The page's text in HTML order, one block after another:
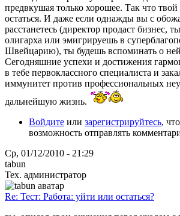
предвкушая только хорошее. Так что
остаться. И даже если однажды вы с
расстанетесь (директор продаст бизнес,
олигарха или эмигрируешь в
Швейцарию), ты будешь вспоминать о
Сегодняшние успехи и достижения
в тебе первоклассного специалиста и
иммунитет против профессиональных
дальнейшую жизнь.
Войдите или зарегистрируйтесь,
возможность отправлять
Ср, 01/12/2010 - 21:29
tabun
Тех. администратор
Re: Тест: Работа: уйти или остаться?